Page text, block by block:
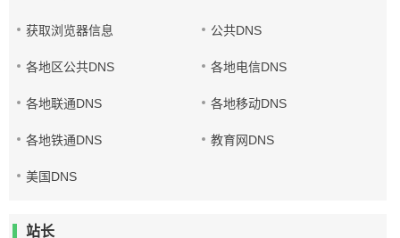
获取浏览器信息 公共DNS
各地区公共DNS 各地电信DNS
各地联通DNS 各地移动DNS
各地铁通DNS 教育网DNS
美国DNS
站长